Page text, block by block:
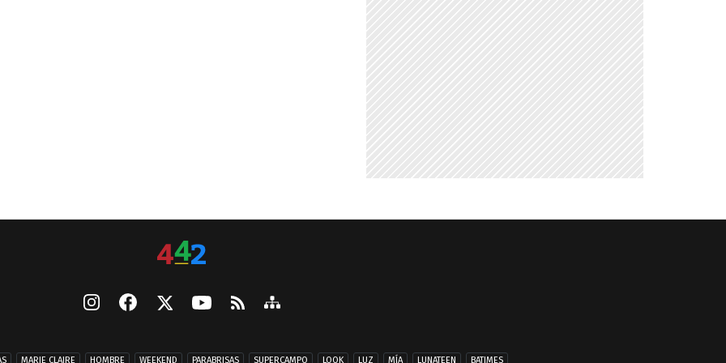
MARIE CLAIRE HOMBRE WEEKEND PARABRISAS SUPERCAMPO LOOK LUZ MÍA LUNATEEN BATIMES